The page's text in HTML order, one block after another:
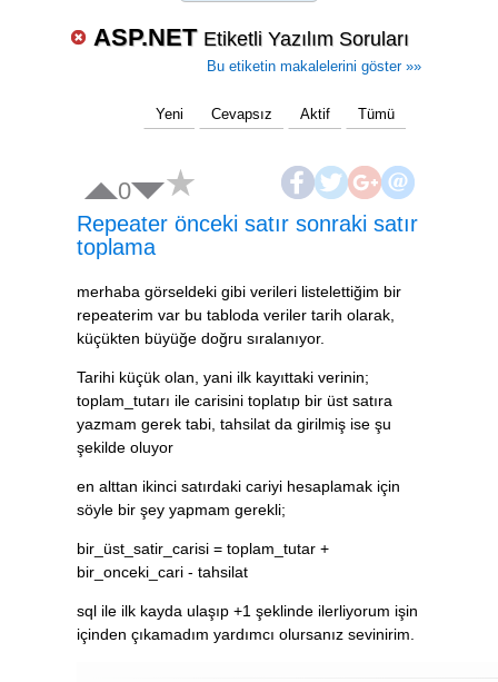
ASP.NET Etiketli Yazılım Soruları
Bu etiketin makalelerini göster »»
Yeni Cevapsız Aktif Tümü
0
Repeater önceki satır sonraki satır
toplama
merhaba görseldeki gibi verileri listelettiğim bir
repeaterim var bu tabloda veriler tarih olarak,
küçükten büyüğe doğru sıralanıyor.
Tarihi küçük olan, yani ilk kayıttaki verinin;
toplam_tutarı ile carisini toplatıp bir üst satıra
yazmam gerek tabi, tahsilat da girilmiş ise şu
şekilde oluyor
en alttan ikinci satırdaki cariyi hesaplamak için
söyle bir şey yapmam gerekli;
bir_üst_satir_carisi = toplam_tutar +
bir_onceki_cari - tahsilat
sql ile ilk kayda ulaşıp +1 şeklinde ilerliyorum işin
içinden çıkamadım yardımcı olursanız sevinirim.